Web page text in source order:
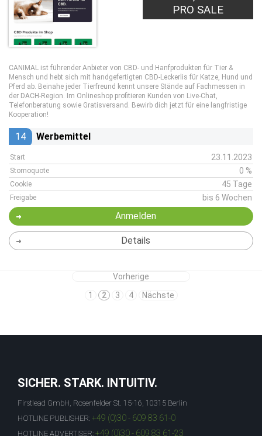
PRO SALE
CANIMAL ist führender Anbieter von CBD- und Hanfprodukten für Tier &
Mensch und hebt sich mit handgefertigten CBD-Leckerlis für Katze, Hund und
Pferd ab. Beinahe jeder Tierfreund kennt unsere Stände auf Fachmessen in
der DACH-Region. Im Onlineshop profitieren Kunden von Live-Chat,
Telefonberatung sowie Gratisversand. Bewirb dich jetzt für eine langfristige
Kooperation!
14 Werbemittel
Start 23.11.2023
Stornoquote 0 %
Cookie 45 Tage
Freigabe bis 6 Wochen
Anmelden
Details
Vorherige
1
2 3 4 Nächste
SICHER. STARK. INTUITIV.
Firstlead GmbH, Rosenfelder St. 15-16, 10315 Berlin
HOTLINE PUBLISHER: +49 (0)30 - 609 83 61-0
HOTLINE ADVERTISER: +49 (0)30 - 609 83 61-23